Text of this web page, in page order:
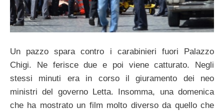
Un pazzo spara contro i carabinieri fuori Palazzo
Chigi. Ne ferisce due e poi viene catturato. Negli
stessi minuti era in corso il giuramento dei neo
ministri del governo Letta. Insomma, una domenica
che ha mostrato un film molto diverso da quello che